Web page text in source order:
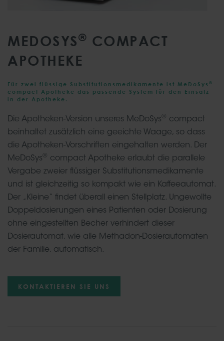
MEDOSYS® COMPACT
APOTHEKE
Für zwei flüssige Substitutionsmedikamente ist MeDoSys ®
compact Apotheke das passende System für den Einsatz
in der Apotheke.
Die Apotheken-Version unseres MeDoSys ® compact
beinhaltet zusätzlich eine geeichte Waage, so dass
die Apotheken-Vorschriften eingehalten werden. Der
MeDoSys ® compact Apotheke erlaubt die parallele
Vergabe zweier flüssiger Substitutionsmedikamente
und ist gleichzeitig so kompakt wie ein Kaffeeautomat.
Der „Kleine“ findet überall einen Stellplatz. Ungewollte
Doppeldosierungen eines Patienten oder Dosierung
ohne eingestellten Becher verhindert dieser
Dosierautomat, wie alle Methadon-Dosierautomaten
der Familie, automatisch.
KONTAKTIEREN SIE UNS